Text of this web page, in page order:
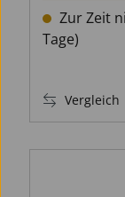
Zur Zeit
Tage)
Vergleich